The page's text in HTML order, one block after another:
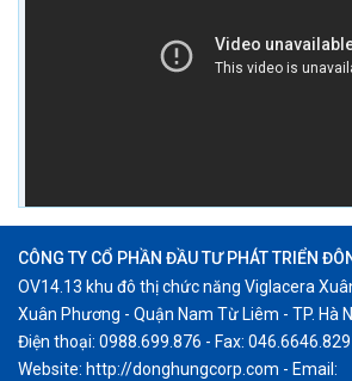
CÔNG TY CỔ PHẦN ĐẦU TƯ PHÁT TRIỂN
OV14.13 khu đô thị chức năng Viglacera
Xuân Phương - Quận Nam Từ Liêm - TP. Hà
Điện thoại: 0988.699.876 - Fax: 046.6646.829
Website: http://donghungcorp.com - Email: